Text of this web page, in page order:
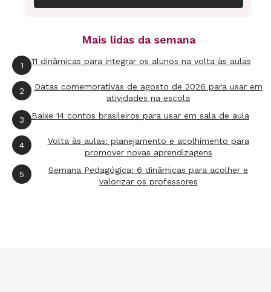
Mais lidas da semana
1 11 dinâmicas para integrar os alunos na volta às aulas
2
Datas comemorativas de agosto de 2026 para usar em
atividades na escola
3 Baixe 14 contos brasileiros para usar em sala de aula
4
Volta às aulas: planejamento e acolhimento para
promover novas aprendizagens
5
Semana Pedagógica: 6 dinâmicas para acolher e
valorizar os professores